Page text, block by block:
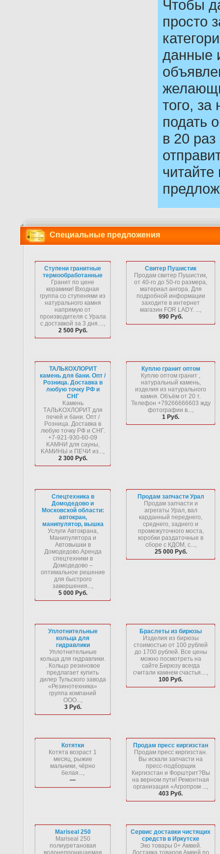
Чтобы
просто
данные
того,
подать
в 20
Специальные предложения
Ступени гранитные
термообработанные
Гранит по цене
керамики! Входная
группа со ступенями из
натурального камня
напрямую от
производителя с Урала
с доставкой за 3 дня....,
2 500 Руб.
Свитер Пушистик
Продам свитер Пушистик,
от 40-го до 50-го размера,
материал ангора. Для
подробной информации
заходите в интернет
магазин FOR LADY. ...,
990 Руб.
ТАЛЬКОХЛОРИТ
камень для бани. Опт /
Розница. Доставка в
любую точку РФ и
СНГ
Kaмeнь
ТAЛЬKOXЛOPИТ для
пeчeй и бaни. Oпт /
Poзницa. Дocтaвкa в
любую тoчку PФ и CHГ.
+7-921-930-60-09
KAMHИ для caуны,
KAMИHЫ и ПEЧИ из...,
2 300 Руб.
Куплю гранит оптом
Куплю оптом гранит ,
натуральный камень,
изделия из натурального
камня. Объём от 20 т.
Телефон +79266666603 жду
фотографии в...,
1 Руб.
Спецтехника в
Домодедово и
Московской области:
автокран,
манипулятор, вышка
Услуги Автокрана,
Манипулятора и
Автовышки в
Домодедово.Аренда
спецтехники в
Домодедово –
оптимальное решение
для быстрого
завершения...,
5 000 Руб.
Продам запчасти Урал
Продам запчасти и
агрегаты Урал, вал
карданный переднего,
среднего, заднего и
промежуточного моста,
коробки раздаточные в
сборе с КДОМ, с...,
25 000 Руб.
Уплотнительные
кольца для
гидравлики
Уплотнительные
кольца для гидравлики.
. Кольцо резиновое
предлагает купить
дилер Тульского завода
«Резинотехника»
группа компаний
ООО...,
3 Руб.
Браслеты из бирюзы
Изделия из бирюзы
стоимостью от 100 рублей
до 1700 рублей. Все цены
можно посмотреть на
сайте.Бирюзу всегда
считали камнем счастья....,
100 Руб.
Котятки
Котята возраст 1
месяц, рыжие
мальчики, чёрно
белая...,
—
Продам пресс киргизстан
Продам пресс киргизстан.
Вы искали запчасти на
пресс-подборщик
Киргизстан и Форштрит?Вы
на верном пути! Ремонтная
организация «Агропром ...,
403 Руб.
Mariseal 250
Mariseal 250
полиуретановая
водонепроницаемая
Сервис доставки чистящих
средств в Иркутске
Эко товары 0+ Амвей.
Доставка товаров Амвей по